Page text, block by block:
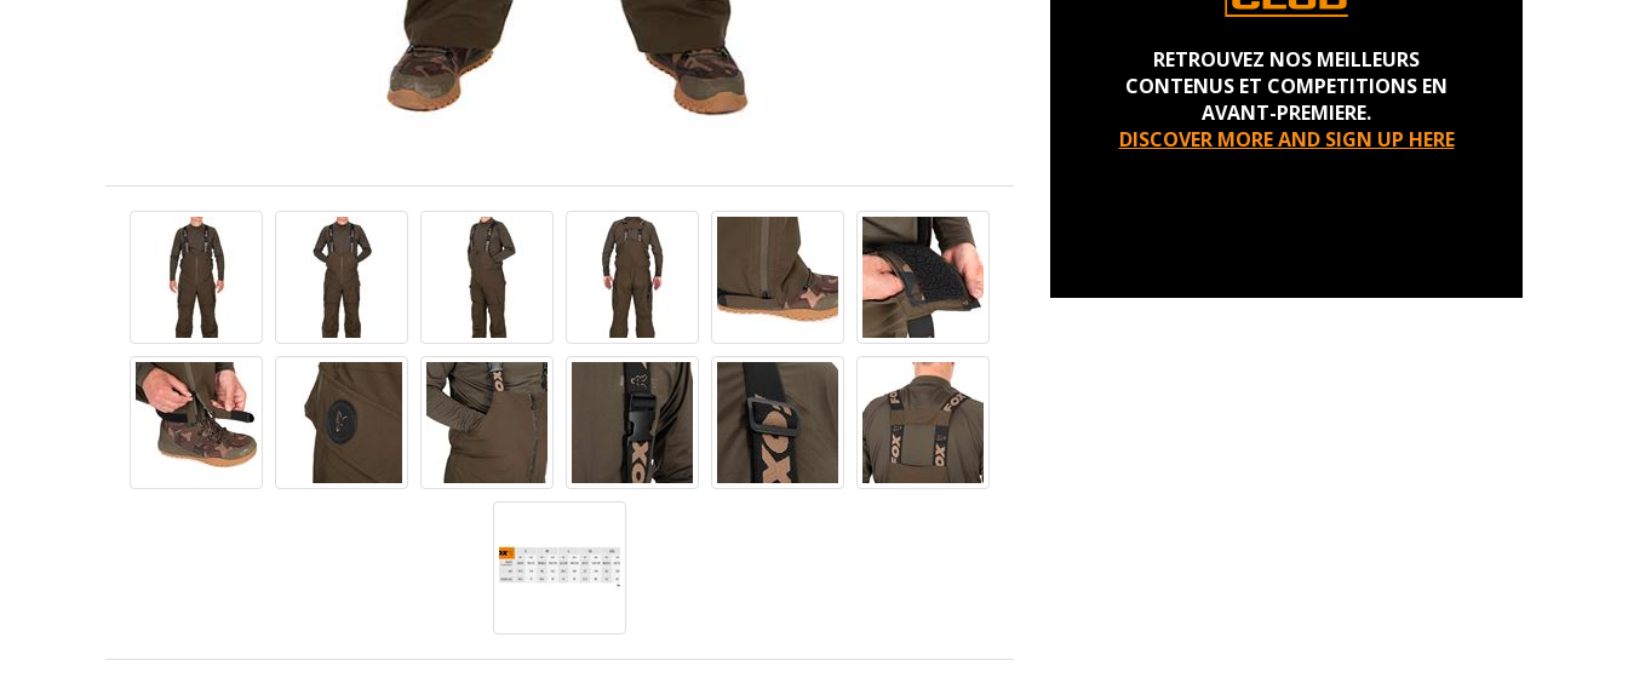
RETROUVEZ NOS MEILLEURS
CONTENUS ET COMPETITIONS EN
AVANT-PREMIERE.
DISCOVER MORE AND SIGN UP HERE